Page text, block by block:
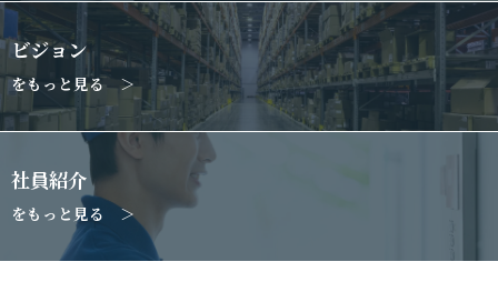
ビジョン
をもっと見る ＞
社員紹介
をもっと見る ＞